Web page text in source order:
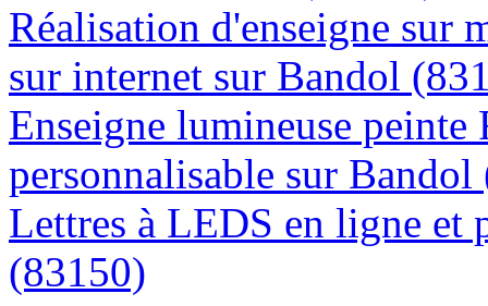
Réalisation d'enseigne sur
sur internet sur Bandol
Enseigne lumineuse
personnalisable sur
Lettres à LEDS en ligne et
(83150)